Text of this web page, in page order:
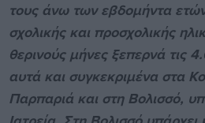
τους άνω των εβδομήντα
σχολικής και προσχολικής
θερινούς μήνες ξεπερνά τις
αυτά και συγκεκριμένα στα
Παρπαριά και στη Βολισσό,